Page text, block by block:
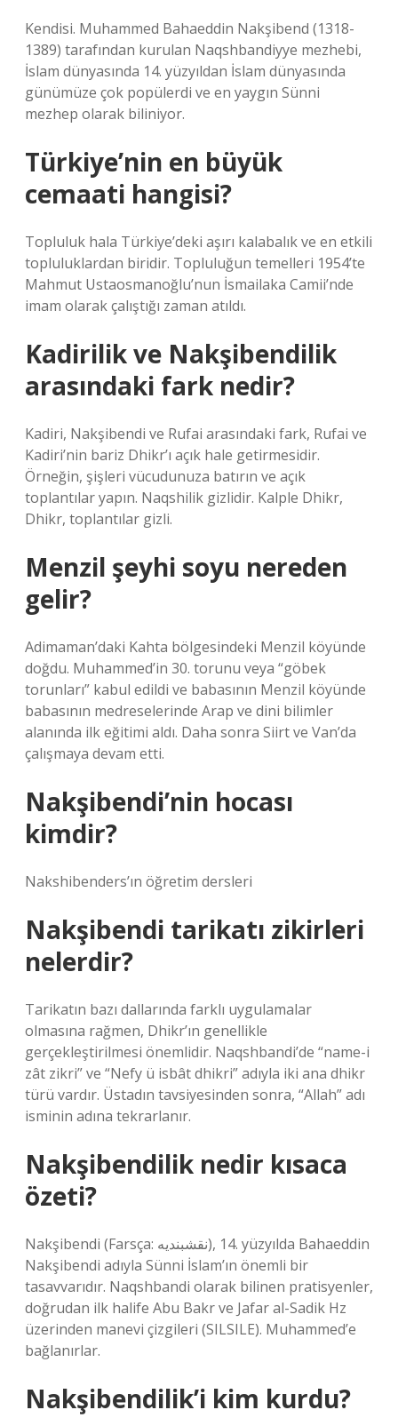
Kendisi. Muhammed Bahaeddin Nakşibend (1318-
1389) tarafından kurulan Naqshbandiyye mezhebi,
İslam dünyasında 14. yüzyıldan İslam dünyasında
günümüze çok popülerdi ve en yaygın Sünni
mezhep olarak biliniyor.
Türkiye’nin en büyük
cemaati hangisi?
Topluluk hala Türkiye’deki aşırı kalabalık ve en etkili
topluluklardan biridir. Topluluğun temelleri 1954’te
Mahmut Ustaosmanoğlu’nun İsmailaka Camii’nde
imam olarak çalıştığı zaman atıldı.
Kadirilik ve Nakşibendilik
arasındaki fark nedir?
Kadiri, Nakşibendi ve Rufai arasındaki fark, Rufai ve
Kadiri’nin bariz Dhikr’ı açık hale getirmesidir.
Örneğin, şişleri vücudunuza batırın ve açık
toplantılar yapın. Naqshilik gizlidir. Kalple Dhikr,
Dhikr, toplantılar gizli.
Menzil şeyhi soyu nereden
gelir?
Adimaman’daki Kahta bölgesindeki Menzil köyünde
doğdu. Muhammed’in 30. torunu veya “göbek
torunları” kabul edildi ve babasının Menzil köyünde
babasının medreselerinde Arap ve dini bilimler
alanında ilk eğitimi aldı. Daha sonra Siirt ve Van’da
çalışmaya devam etti.
Nakşibendi’nin hocası
kimdir?
Nakshibenders’ın öğretim dersleri
Nakşibendi tarikatı zikirleri
nelerdir?
Tarikatın bazı dallarında farklı uygulamalar
olmasına rağmen, Dhikr’ın genellikle
gerçekleştirilmesi önemlidir. Naqshbandi’de “name-i
zât zikri” ve “Nefy ü isbât dhikri” adıyla iki ana dhikr
türü vardır. Üstadın tavsiyesinden sonra, “Allah” adı
isminin adına tekrarlanır.
Nakşibendilik nedir kısaca
özeti?
Nakşibendi (Farsça: نقشبندیه), 14. yüzyılda Bahaeddin
Nakşibendi adıyla Sünni İslam’ın önemli bir
tasavvarıdır. Naqshbandi olarak bilinen pratisyenler,
doğrudan ilk halife Abu Bakr ve Jafar al-Sadik Hz
üzerinden manevi çizgileri (SILSILE). Muhammed’e
bağlanırlar.
Nakşibendilik’i kim kurdu?